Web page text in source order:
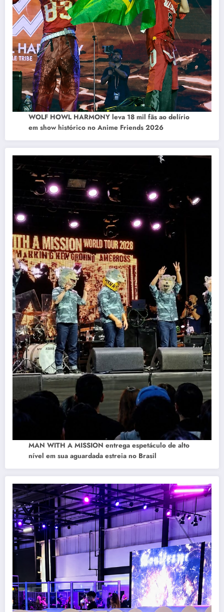
WOLF HOWL HARMONY leva 18 mil fãs ao delírio
em show histórico no Anime Friends 2026
MAN WITH A MISSION entrega espetáculo de alto
nível em sua aguardada estreia no Brasil